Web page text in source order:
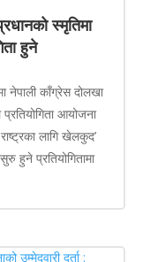
स्मृतिमा
हुने
नेपाली काँग्रेस दोलखा
आयोजना
लागि खेलकुद’
हुने प्रतियोगितामा